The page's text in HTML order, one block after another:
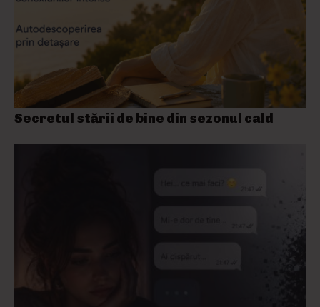
Secretul stării de bine din sezonul cald